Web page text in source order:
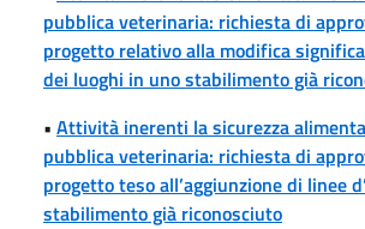
pubblica veterinaria: richiesta di
progetto relativo alla modifica
dei luoghi in uno stabilimento già
• Attività inerenti la sicurezza
pubblica veterinaria: richiesta di
progetto teso all’aggiunzione di linee
stabilimento già riconosciuto